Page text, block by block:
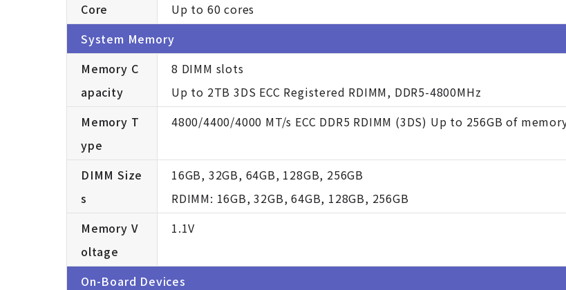
Core
Up to 60 cores
System Memory
Memory C
apacity
8 DIMM slots
Up to 2TB 3DS ECC Registered RDIMM, DDR5-4800MHz
Memory T
ype
4800/4400/4000 MT/s ECC DDR5 RDIMM (3DS) Up to 256GB of
DIMM Size
s
16GB, 32GB, 64GB, 128GB, 256GB
RDIMM: 16GB, 32GB, 64GB, 128GB, 256GB
Memory V
oltage
1.1V
On-Board Devices